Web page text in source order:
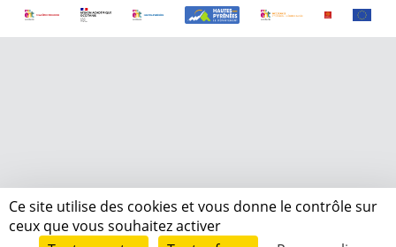
Ce site utilise des cookies et vous donne le contrôle sur
ceux que vous souhaitez activer